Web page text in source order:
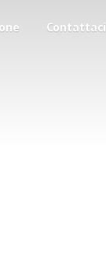
Contattaci